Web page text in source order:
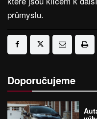
průmyslu.
Doporučujeme